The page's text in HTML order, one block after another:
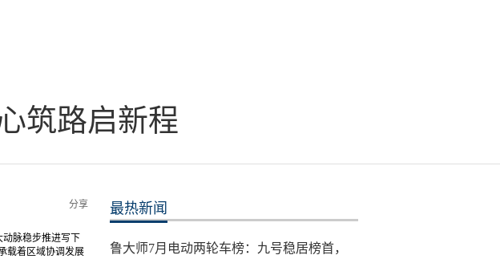
筑路启新程
分享
脉稳步推进写下
载着区域协调发展
最热新闻
鲁大师7月电动两轮车榜：九号稳居榜首，